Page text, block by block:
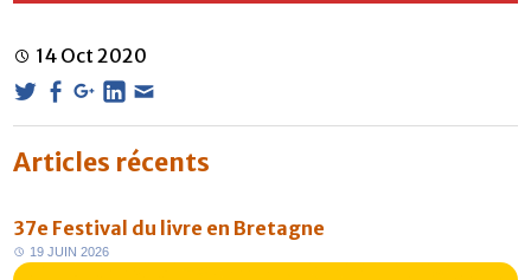
14 Oct 2020
Articles récents
37e Festival du livre en Bretagne
19 JUIN 2026